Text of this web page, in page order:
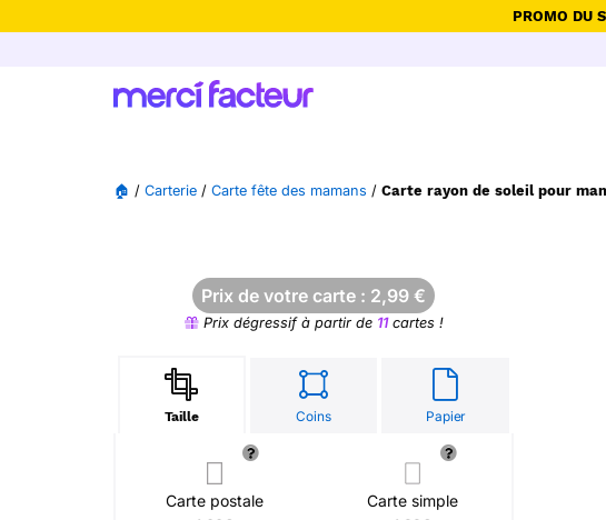
PROMO DU
🏠 / Carterie / Carte fête des mamans / Carte rayon de soleil pour
Prix de votre carte : 2,99 €
Prix dégressif à partir de 11cartes !
Taille Coins Papier
Carte postale Carte simple